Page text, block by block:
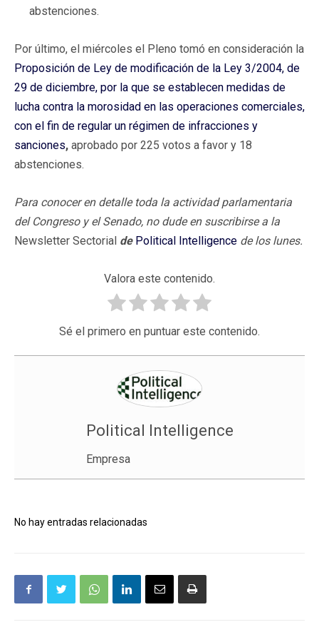
abstenciones.
Por último, el miércoles el Pleno tomó en consideración la
Proposición de Ley de modificación de la Ley 3/2004, de
29 de diciembre, por la que se establecen medidas de
lucha contra la morosidad en las operaciones comerciales,
con el fin de regular un régimen de infracciones y
sanciones, aprobado por 225 votos a favor y 18
abstenciones.
Para conocer en detalle toda la actividad parlamentaria
del Congreso y el Senado, no dude en suscribirse a la
Newsletter Sectorial de Political Intelligence de los lunes.
Valora este contenido.
Sé el primero en puntuar este contenido.
Political Intelligence
Empresa
No hay entradas relacionadas